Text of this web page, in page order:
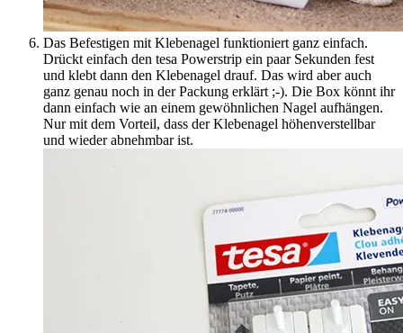
Das Befestigen mit Klebenagel funktioniert ganz einfach.
Drückt einfach den tesa Powerstrip ein paar Sekunden fest
und klebt dann den Klebenagel drauf. Das wird aber auch
ganz genau noch in der Packung erklärt ;-). Die Box könnt ihr
dann einfach wie an einem gewöhnlichen Nagel aufhängen.
Nur mit dem Vorteil, dass der Klebenagel höhenverstellbar
und wieder abnehmbar ist.